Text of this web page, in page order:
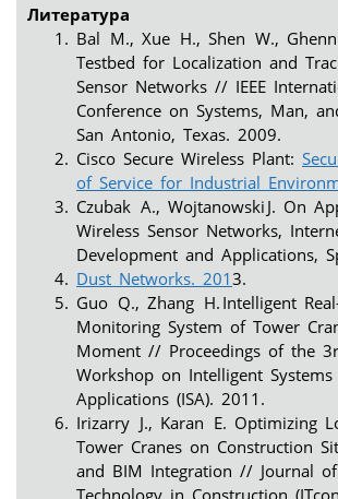
Литература
Bal M., Xue H., Shen W.,
Testbed for Localization and
Sensor Networks // IEEE
Conference on Systems, Man,
San Antonio, Texas. 2009.
Cisco Secure Wireless Plant:
of Service for Industrial
Czubak A., Wojtanowski J. On
Wireless Sensor Networks,
Development and Applications,
Dust Networks. 2013.
Guo Q., Zhang H. Intelligent
Monitoring System of Tower
Moment // Proceedings of the
Workshop on Intelligent Systems
Applications (ISA). 2011.
Irizarry J., Karan E. Optimizing
Tower Cranes on Construction
and BIM Integration // Journal
Technology in Construction